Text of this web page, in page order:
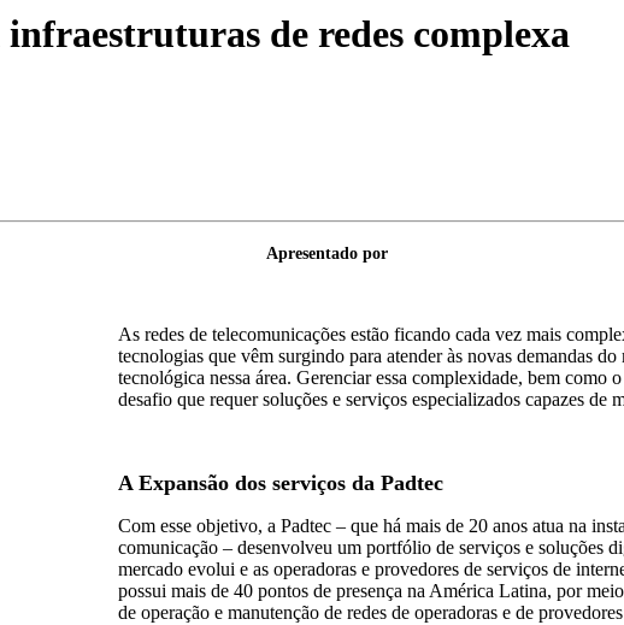
de redes complexa
Apresentado por
As redes de telecomunicações estão ficando cada vez mais
tecnologias que vêm surgindo para atender às novas demandas
tecnológica nessa área. Gerenciar essa complexidade, bem como
desafio que requer soluções e serviços especializados capazes
A Expansão dos serviços da Padtec
Com esse objetivo, a Padtec – que há mais de 20 anos atua na
comunicação – desenvolveu um portfólio de serviços e soluções
mercado evolui e as operadoras e provedores de serviços de
possui mais de 40 pontos de presença na América Latina, por
de operação e manutenção de redes de operadoras e de